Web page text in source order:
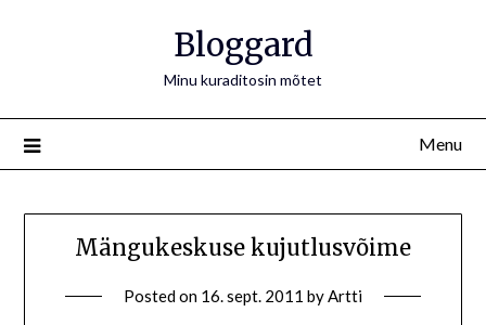
Bloggard
Minu kuraditosin mõtet
Menu
Mängukeskuse kujutlusvõime
Posted on 16. sept. 2011 byArtti